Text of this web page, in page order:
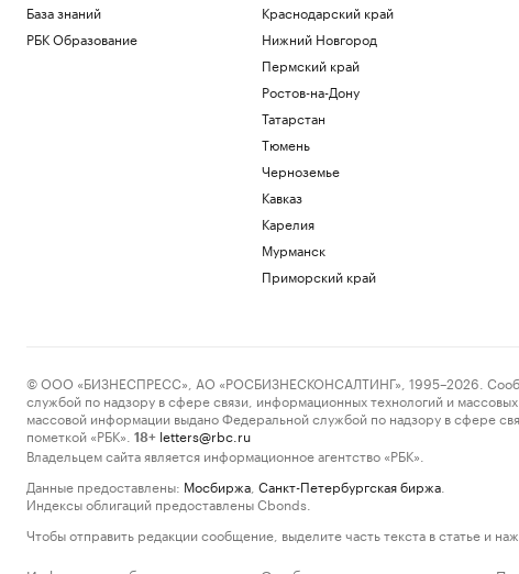
База знаний
РБК Образование
Краснодарский край
Нижний Новгород
Пермский край
Ростов-на-Дону
Татарстан
Тюмень
Черноземье
Кавказ
Карелия
Мурманск
Приморский край
© ООО «БИЗНЕСПРЕСС», АО «РОСБИЗНЕСКОНСАЛТИНГ», 1995–2026.
службой по надзору в сфере связи, информационных технологий и
массовой информации выдано Федеральной службой по надзору в сфере
пометкой «РБК».
18+ letters@rbc.ru
Владельцем сайта является информационное агентство «РБК».
Данные предоставлены: Мосбиржа Санкт-Петербургская биржа
Индексы облигаций предоставлены Cbonds.
Чтобы отправить редакции сообщение, выделите часть текста в статье и